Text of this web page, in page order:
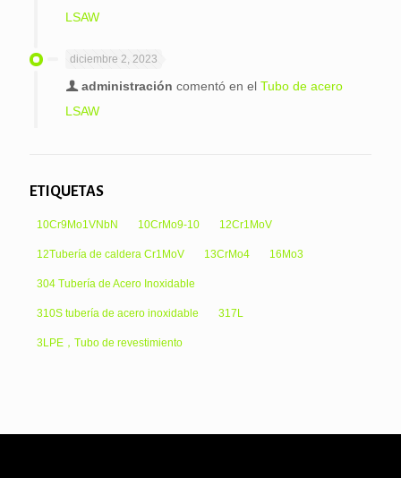
LSAW
diciembre 2, 2023
administración comentó en el Tubo de acero
LSAW
ETIQUETAS
10Cr9Mo1VNbN 10CrMo9-10 12Cr1MoV
12Tubería de caldera Cr1MoV 13CrMo4 16Mo3
304 Tubería de Acero Inoxidable
310S tubería de acero inoxidable 317L
3LPE，Tubo de revestimiento